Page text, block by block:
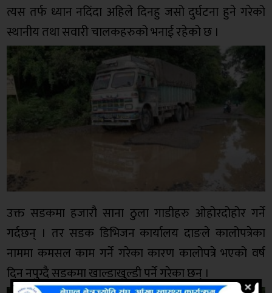
त्यस तर्फ ध्यान नदिंदा अहिले दिनहु जसो दुर्घटना हुने गरेको
स्थानीय तथा सवारी चालकहरुको भनाई रहेको छ ।
उक्त सडकमा हजारौ साना ठुला गाडीहरु ओहोरदोहोर गर्ने
गर्दछन् । तर सडक डिभिजन कार्यालय दाङले कालोपत्रेका
नाममा कमसल काम गर्ने गरेका कारण कालोपत्रे भएको वर्ष
दिन नपुग्दै सडकमा खाल्डाखुल्डी पर्ने गरेका छन् ।